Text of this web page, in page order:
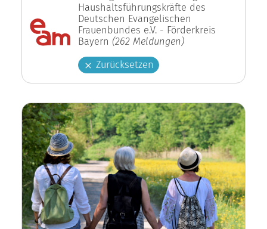
Haushaltsführungskräfte des
Deutschen Evangelischen
Frauenbundes e.V. - Förderkreis
Bayern (262 Meldungen)
Zurücksetzen